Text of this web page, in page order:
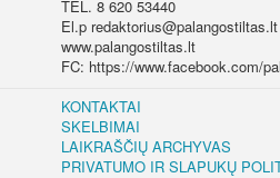
TEL. 8 620 53440
El.p redaktorius@palangostiltas.lt
www.palangostiltas.lt
FC: https://www.facebook.com/
KONTAKTAI
SKELBIMAI
LAIKRAŠČIŲ ARCHYVAS
PRIVATUMO IR SLAPUKŲ